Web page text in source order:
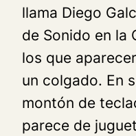
llama Diego
de Sonido en la
los que
un colgado. En
montón de
parece de